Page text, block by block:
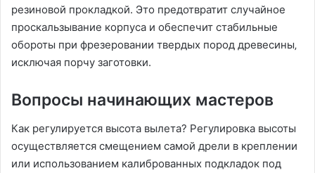
резиновой прокладкой. Это предотвратит случайное
проскальзывание корпуса и обеспечит стабильные
обороты при фрезеровании твердых пород древесины‚
исключая порчу заготовки.
Вопросы начинающих мастеров
Как регулируется высота вылета? Регулировка высоты
осуществляется смещением самой дрели в креплении
или использованием калиброванных подкладок под